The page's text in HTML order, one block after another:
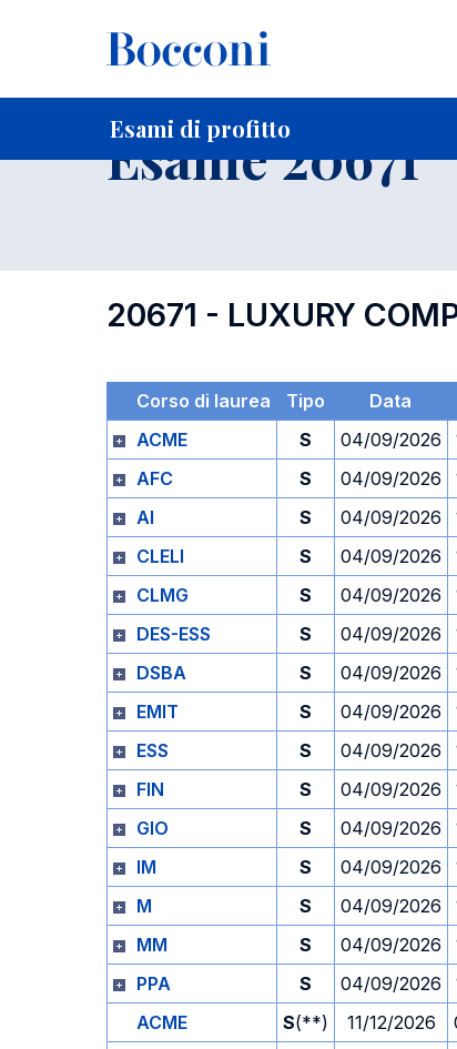
Esami di profitto
Home Per studenti iscritti
Esame 20671
20671 - LUXURY
Corso di laurea Tipo Data
ACME
S 04/09/2026
AFC
S 04/09/2026
AI
S 04/09/2026
CLELI
S 04/09/2026
CLMG
S 04/09/2026
DES-ESS
S 04/09/2026
DSBA
S 04/09/2026
EMIT
S 04/09/2026
ESS
S 04/09/2026
FIN
S 04/09/2026
GIO
S 04/09/2026
IM
S 04/09/2026
M
S 04/09/2026
MM
S 04/09/2026
PPA
S 04/09/2026
ACME
S(**) 11/12/2026